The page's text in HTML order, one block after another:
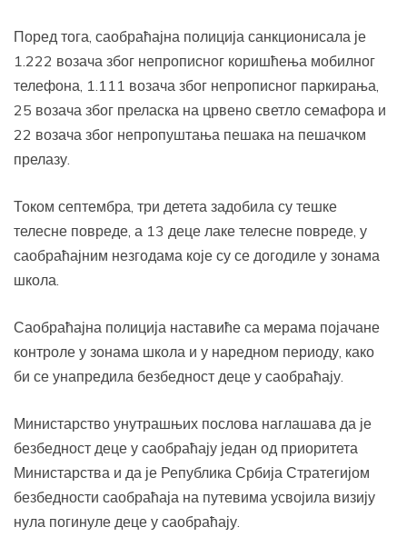
Поред тога, саобраћајна полиција санкционисала је
1.222 возача због непрописног коришћења мобилног
телефона, 1.111 возача због непрописног паркирања,
25 возача због преласка на црвено светло семафора и
22 возача због непропуштања пешака на пешачком
прелазу.
Током септембра, три детета задобила су тешке
телесне повреде, а 13 деце лаке телесне повреде, у
саобраћајним незгодама које су се догодиле у зонама
школа.
Саобраћајна полиција наставиће са мерама појачане
контроле у зонама школа и у наредном периоду, како
би се унапредила безбедност деце у саобраћају.
Министарство унутрашњих послова наглашава да је
безбедност деце у саобраћају један од приоритета
Министарства и да је Република Србија Стратегијом
безбедности саобраћаја на путевима усвојила визију
нула погинуле деце у саобраћају.